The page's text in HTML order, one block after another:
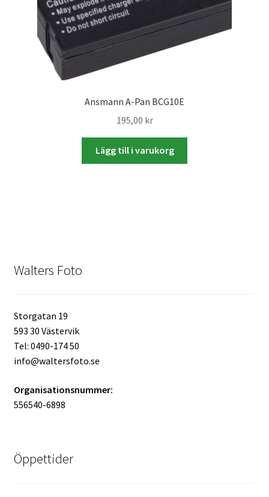
Almanacka / Kalender
Fototryck
framkalla.se
Rädda dina raderade bilder
ID/ Körkort / Visumfoto
Kontakt
Mitt konto
Walters Bloggen
Ansmann A-Pan BCG10E
195,00 kr
Lägg till i varukorg
Walters Foto
Storgatan 19
593 30 Västervik
Tel: 0490-174 50
info@waltersfoto.se
Organisationsnummer:
556540-6898
Öppettider